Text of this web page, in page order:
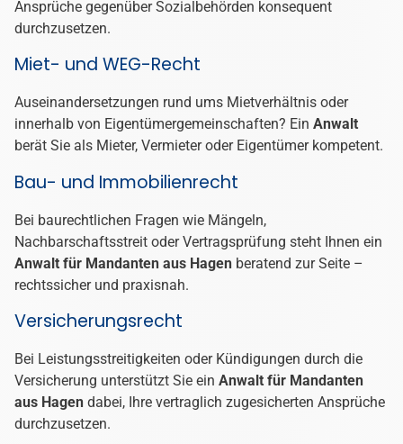
Ansprüche gegenüber Sozialbehörden konsequent
durchzusetzen.
Miet- und WEG-Recht
Auseinandersetzungen rund ums Mietverhältnis oder
innerhalb von Eigentümergemeinschaften? Ein Anwalt
berät Sie als Mieter, Vermieter oder Eigentümer kompetent.
Bau- und Immobilienrecht
Bei baurechtlichen Fragen wie Mängeln,
Nachbarschaftsstreit oder Vertragsprüfung steht Ihnen ein
Anwalt für Mandanten aus Hagen beratend zur Seite –
rechtssicher und praxisnah.
Versicherungsrecht
Bei Leistungsstreitigkeiten oder Kündigungen durch die
Versicherung unterstützt Sie ein Anwalt für Mandanten
aus Hagen dabei, Ihre vertraglich zugesicherten Ansprüche
durchzusetzen.